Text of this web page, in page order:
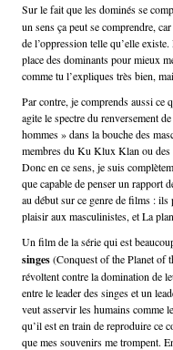
Sur le fait que les dominés se
un sens ça peut se comprendre,
de l’oppression telle qu’elle
place des dominants pour mieux
comme tu l’expliques très bien,
Par contre, je comprends aussi ce
agite le spectre du renversement
hommes » dans la bouche des
membres du Ku Klux Klan ou des
Donc en ce sens, je suis
que capable de penser un rapport
au début sur ce genre de films : ils
plaisir aux masculinistes, et La
Un film de la série qui est
singes(Conquest of the Planet of
révoltent contre la domination de
entre le leader des singes et un
veut asservir les humains comme
qu’il est en train de reproduire ce
que mes souvenirs me trompent.